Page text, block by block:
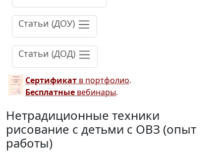
Статьи (ДОУ)
Статьи (ДОД)
Сертификат в портфолио.
Бесплатные вебинары.
Нетрадиционные техники
рисование с детьми с ОВЗ (опыт
работы)